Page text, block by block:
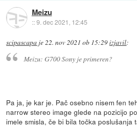
Meizu
::9. dec 2021, 12:45
scipascapa je22. nov 2021 ob 15:29izjavil:
Meizu: G700 Sony je primeren?
Pa ja, je kar je. Pač osebno nisem fen
narrow stereo image glede na pozicijo
imele smisla, če bi bila točka poslušanja